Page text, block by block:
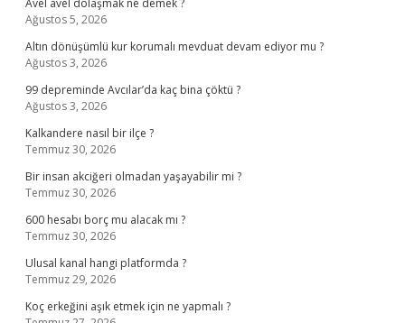
Avel avel dolaşmak ne demek ?
Ağustos 5, 2026
Altın dönüşümlü kur korumalı mevduat devam ediyor mu ?
Ağustos 3, 2026
99 depreminde Avcılar’da kaç bina çöktü ?
Ağustos 3, 2026
Kalkandere nasıl bir ilçe ?
Temmuz 30, 2026
Bir insan akciğeri olmadan yaşayabilir mi ?
Temmuz 30, 2026
600 hesabı borç mu alacak mı ?
Temmuz 30, 2026
Ulusal kanal hangi platformda ?
Temmuz 29, 2026
Koç erkeğini aşık etmek için ne yapmalı ?